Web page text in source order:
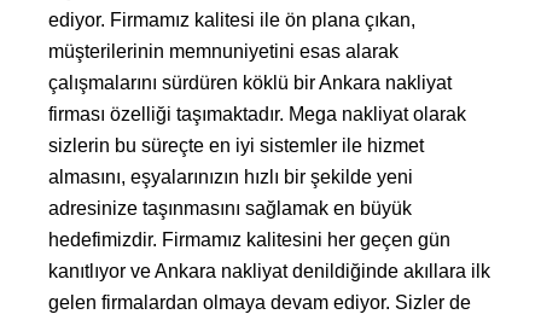
ediyor. Firmamız kalitesi ile ön plana çıkan,
müşterilerinin memnuniyetini esas alarak
çalışmalarını sürdüren köklü bir Ankara nakliyat
firması özelliği taşımaktadır. Mega nakliyat olarak
sizlerin bu süreçte en iyi sistemler ile hizmet
almasını, eşyalarınızın hızlı bir şekilde yeni
adresinize taşınmasını sağlamak en büyük
hedefimizdir. Firmamız kalitesini her geçen gün
kanıtlıyor ve Ankara nakliyat denildiğinde akıllara ilk
gelen firmalardan olmaya devam ediyor. Sizler de